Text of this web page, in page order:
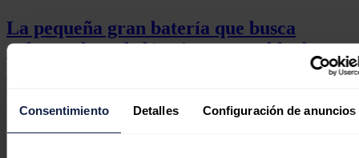
Consentimiento Detalles Configuración de anuncios
La pequeña gran batería que busca
reforzar la red eléctrica renovable de
Australia
José A. Roca 24/07/2026